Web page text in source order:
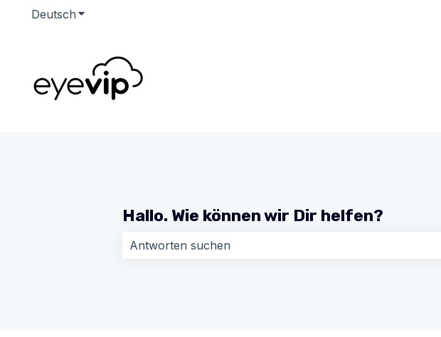
Deutsch Untermenü für Übersetzungen anzeigen
Hallo. Wie können wir Dir helfen?